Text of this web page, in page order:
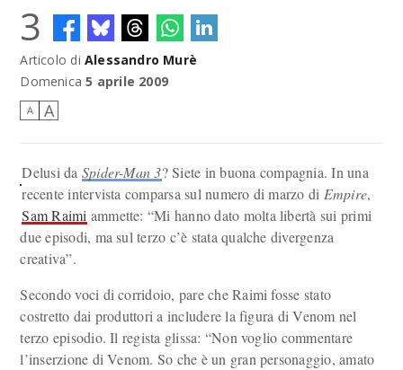
3
Articolo di Alessandro Murè
Domenica 5 aprile 2009
A A
Delusi da Spider-Man 3? Siete in buona compagnia. In una
recente intervista comparsa sul numero di marzo di Empire,
Sam Raimi ammette: “Mi hanno dato molta libertà sui primi
due episodi, ma sul terzo c’è stata qualche divergenza
creativa”.
Secondo voci di corridoio, pare che Raimi fosse stato
costretto dai produttori a includere la figura di Venom nel
terzo episodio. Il regista glissa: “Non voglio commentare
l’inserzione di Venom. So che è un gran personaggio, amato